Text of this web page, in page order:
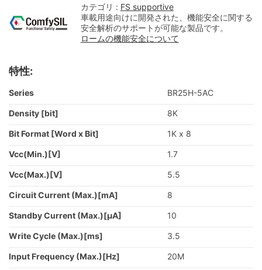
カテゴリ : FS supportive
車載用途向けに開発された、機能安全に関する
安全解析のサポートが可能な製品です。
ロームの機能安全について
特性:
Series BR25H-5AC
Density [bit] 8K
Bit Format [Word x Bit] 1K x 8
Vcc(Min.)[V] 1.7
Vcc(Max.)[V] 5.5
Circuit Current (Max.)[mA] 8
Standby Current (Max.)[μA] 10
Write Cycle (Max.)[ms] 3.5
Input Frequency (Max.)[Hz] 20M